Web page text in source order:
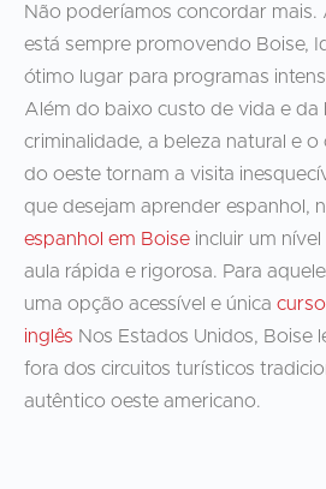
Não poderíamos concordar mais.
está sempre promovendo Boise,
ótimo lugar para programas
Além do baixo custo de vida e da
criminalidade, a beleza natural e o
do oeste tornam a visita
que desejam aprender espanhol,
espanhol em Boise incluir um
aula rápida e rigorosa. Para
uma opção acessível e única
inglês Nos Estados Unidos, Boise
fora dos circuitos turísticos
autêntico oeste americano.